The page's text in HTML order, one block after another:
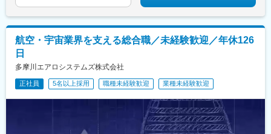
航空・宇宙業界を支える総合職／未経験歓迎／年休126
日
多摩川エアロシステムズ株式会社
正社員 5名以上採用 職種未経験歓迎 業種未経験歓迎